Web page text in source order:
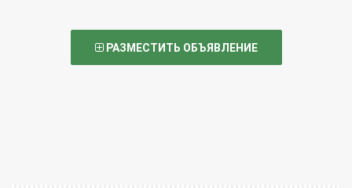
РАЗМЕСТИТЬ ОБЪЯВЛЕНИЕ